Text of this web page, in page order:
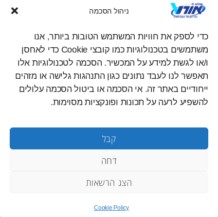
ניהול הסכמה
כדי לספק את חוויות המשתמש הטובות ביותר, אנו
משתמשים בטכנולוגיות כמו קובצי Cookie כדי לאחסן
ו/או לגשת למידע על המכשיר. הסכמה לטכנולוגיות אלו
תאפשר לנו לעבד נתונים כגון התנהגות גלישה או מזהים
ייחודיים באתר זה. אי הסכמה או ביטול הסכמה עלולים
להשפיע לרעה על תכונות ופונקציות מסוימות.
קבל
דחה
הצג הרשאות
Cookie Policy
לימודי ערב
מכינה להנדסאים
מכללת אורט
קורסים מוזמנים
1-700-70-22-60
עקבו אחרינו ברשתות החברתיות
fac
ebo
ok
inst
agr
am
you
tub
e